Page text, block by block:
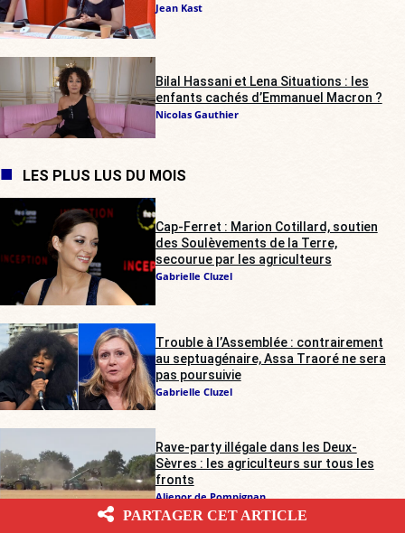
Jean Kast
Bilal Hassani et Lena Situations : les
enfants cachés d’Emmanuel Macron ?
Nicolas Gauthier
LES PLUS LUS DU MOIS
Cap-Ferret : Marion Cotillard, soutien
des Soulèvements de la Terre,
secourue par les agriculteurs
Gabrielle Cluzel
Trouble à l’Assemblée : contrairement
au septuagénaire, Assa Traoré ne sera
pas poursuivie
Gabrielle Cluzel
Rave-party illégale dans les Deux-
Sèvres : les agriculteurs sur tous les
fronts
Alienor de Pompignan
PARTAGER CET ARTICLE